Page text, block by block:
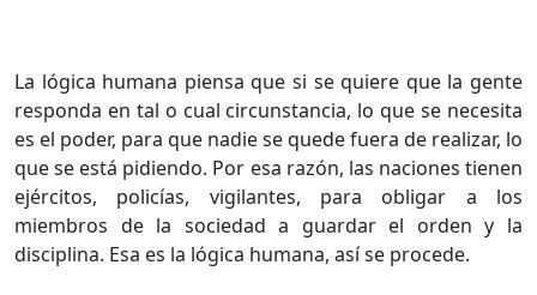
La lógica humana piensa que si se quiere que la gente
responda en tal o cual circunstancia, lo que se necesita
es el poder, para que nadie se quede fuera de realizar, lo
que se está pidiendo. Por esa razón, las naciones tienen
ejércitos, policías, vigilantes, para obligar a los
miembros de la sociedad a guardar el orden y la
disciplina. Esa es la lógica humana, así se procede.